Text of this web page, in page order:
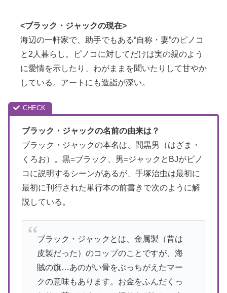
<ブラック・ジャックの現在>
海辺の一軒家で、助手でもある“自称・妻”のピノコ
と2人暮らし。ピノコに対してだけは実の親のよう
に愛情を示したり、わがままを聞いたりして甘やか
している。アートにも造詣が深い。
ブラック・ジャックの名前の由来は？
ブラック・ジャックの本名は、間黒男（はざま・
くろお）。黒=ブラック、男=ジャックとBJがピノ
コに説明するシーンがあるが、手塚治虫は最初に
最初に刊行された単行本の前書きで次のように解
説している。
ブラック・ジャックとは、金属製（昔は
皮製だった）のコップのことですが、海
賊の旗…あのがい骨をぶっちがえたマー
クの意味もあります。お金をふんだくっ